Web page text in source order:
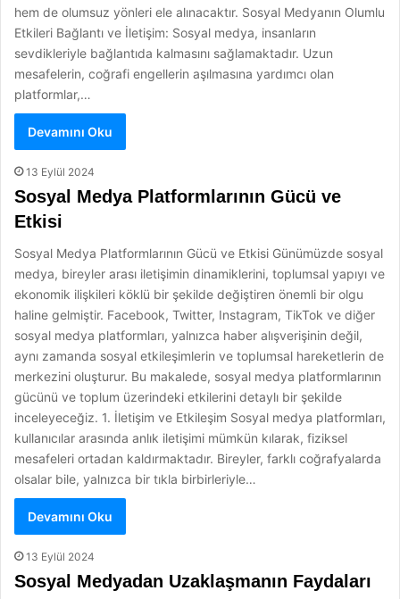
hem de olumsuz yönleri ele alınacaktır. Sosyal Medyanın Olumlu
Etkileri Bağlantı ve İletişim: Sosyal medya, insanların
sevdikleriyle bağlantıda kalmasını sağlamaktadır. Uzun
mesafelerin, coğrafi engellerin aşılmasına yardımcı olan
platformlar,…
Devamını Oku
13 Eylül 2024
Sosyal Medya Platformlarının Gücü ve
Etkisi
Sosyal Medya Platformlarının Gücü ve Etkisi Günümüzde sosyal
medya, bireyler arası iletişimin dinamiklerini, toplumsal yapıyı ve
ekonomik ilişkileri köklü bir şekilde değiştiren önemli bir olgu
haline gelmiştir. Facebook, Twitter, Instagram, TikTok ve diğer
sosyal medya platformları, yalnızca haber alışverişinin değil,
aynı zamanda sosyal etkileşimlerin ve toplumsal hareketlerin de
merkezini oluşturur. Bu makalede, sosyal medya platformlarının
gücünü ve toplum üzerindeki etkilerini detaylı bir şekilde
inceleyeceğiz. 1. İletişim ve Etkileşim Sosyal medya platformları,
kullanıcılar arasında anlık iletişimi mümkün kılarak, fiziksel
mesafeleri ortadan kaldırmaktadır. Bireyler, farklı coğrafyalarda
olsalar bile, yalnızca bir tıkla birbirleriyle…
Devamını Oku
13 Eylül 2024
Sosyal Medyadan Uzaklaşmanın Faydaları